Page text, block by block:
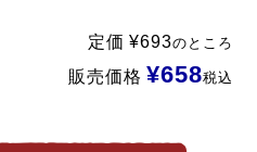
定価 ¥693のところ
販売価格 ¥658税込